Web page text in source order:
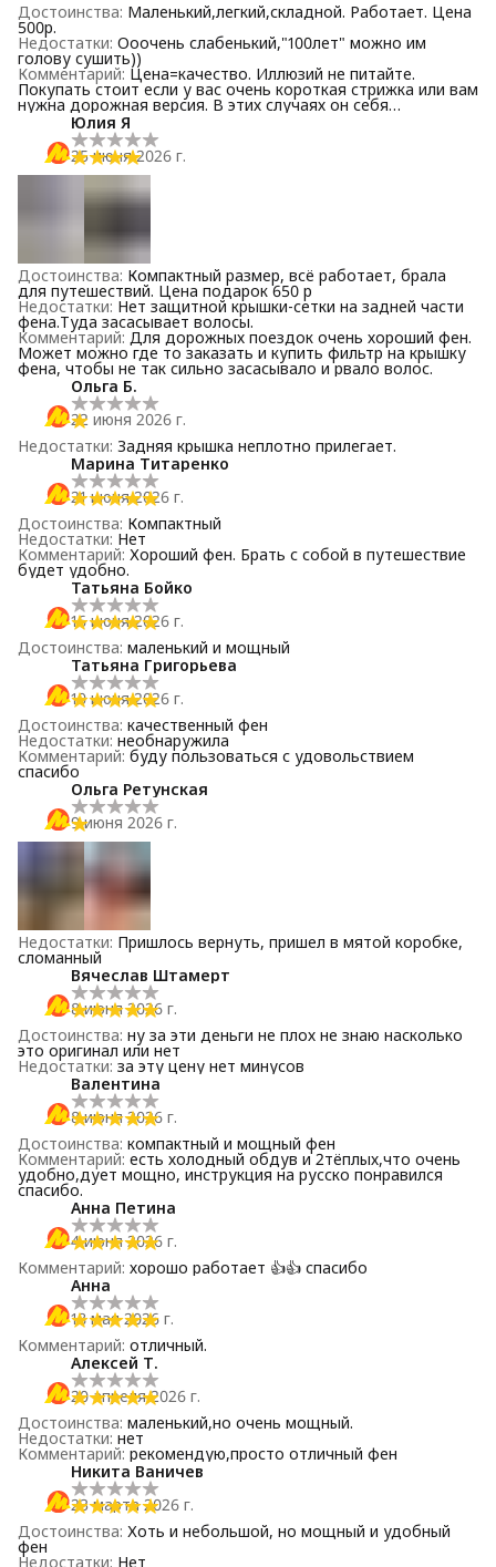
Достоинства: Маленький,легкий,складной. Работает. Цена
500р.
Недостатки: Ооочень слабенький,"100лет" можно им
голову сушить))
Комментарий: Цена=качество. Иллюзий не питайте.
Покупать стоит если у вас очень короткая стрижка или вам
нужна дорожная версия. В этих случаях он себя
оправдывает. Собственно,мне и нужна была именно
Юлия Я
25 июня 2026 г.
Достоинства: Компактный размер, всё работает, брала
для путешествий. Цена подарок 650 р
Недостатки: Нет защитной крышки-сетки на задней части
фена.Туда засасывает волосы.
Комментарий: Для дорожных поездок очень хороший фен.
Может можно где то заказать и купить фильтр на крышку
фена, чтобы не так сильно засасывало и рвало волос.
Ольга Б.
22 июня 2026 г.
Недостатки: Задняя крышка неплотно прилегает.
Марина Титаренко
21 июня 2026 г.
Достоинства: Компактный
Недостатки: Нет
Комментарий: Хороший фен. Брать с собой в путешествие
будет удобно.
Татьяна Бойко
16 июня 2026 г.
Достоинства: маленький и мощный
Татьяна Григорьева
10 июня 2026 г.
Достоинства: качественный фен
Недостатки: необнаружила
Комментарий: буду пользоваться с удовольствием
спасибо
Ольга Ретунская
9 июня 2026 г.
Недостатки: Пришлось вернуть, пришел в мятой коробке,
сломанный
Вячеслав Штамерт
8 июня 2026 г.
Достоинства: ну за эти деньги не плох не знаю насколько
это оригинал или нет
Недостатки: за эту цену нет минусов
Валентина
8 июня 2026 г.
Достоинства: компактный и мощный фен
Комментарий: есть холодный обдув и 2тёплых,что очень
удобно,дует мощно, инструкция на русско понравился
спасибо.
Анна Петина
4 июня 2026 г.
Комментарий: хорошо работает 👍👍 спасибо
Анна
18 мая 2026 г.
Комментарий: отличный.
Алексей Т.
20 апреля 2026 г.
Достоинства: маленький,но очень мощный.
Недостатки: нет
Комментарий: рекомендую,просто отличный фен
Никита Ваничев
23 марта 2026 г.
Достоинства: Хоть и небольшой, но мощный и удобный
фен
Недостатки: Нет